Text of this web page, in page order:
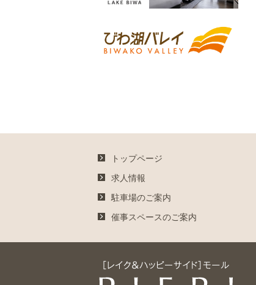
トップページ
求人情報
駐車場のご案内
催事スペースのご案内